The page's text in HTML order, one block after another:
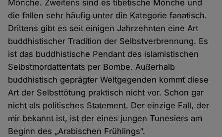
Mönche. Zweitens sind es tibetische Mönche und
die fallen sehr häufig unter die Kategorie fanatisch.
Drittens gibt es seit einigen Jahrzehnten eine Art
buddhistischer Tradition der Selbstverbrennung. Es
ist das buddhistische Pendant des islamistischen
Selbstmordattentats per Bombe. Außerhalb
buddhistisch geprägter Weltgegenden kommt diese
Art der Selbsttötung praktisch nicht vor. Schon gar
nicht als politisches Statement. Der einzige Fall, der
mir bekannt ist, ist der eines jungen Tunesiers am
Beginn des „Arabischen Frühlings“.
und
Cookies